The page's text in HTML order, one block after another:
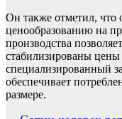
Он также отметил, что
ценообразованию на
производства
стабилизированы
специализированный
обеспечивает
размере.